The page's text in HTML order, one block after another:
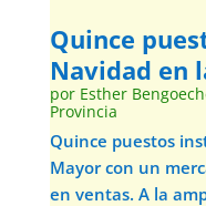
Quince
Navidad en
por Esther
Provincia
Quince puestos
Mayor con un
en ventas. A la